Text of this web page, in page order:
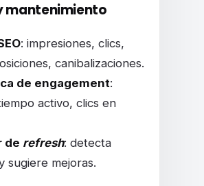
mantenimiento
: impresiones, clics,
canibalizaciones.
de engagement:
activo, clics en
de refresh: detecta
sugiere mejoras.